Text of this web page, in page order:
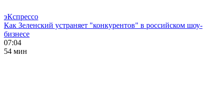
эКспрессо
Как Зеленский устраняет "конкурентов" в российском шоу-
бизнесе
07:04
54 мин